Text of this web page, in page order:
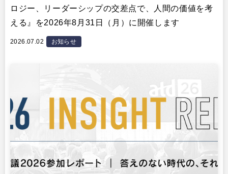
ロジー、リーダーシップの交差点で、人間の価値を考
える』を2026年8月31日（月）に開催します
2026.07.02 お知らせ